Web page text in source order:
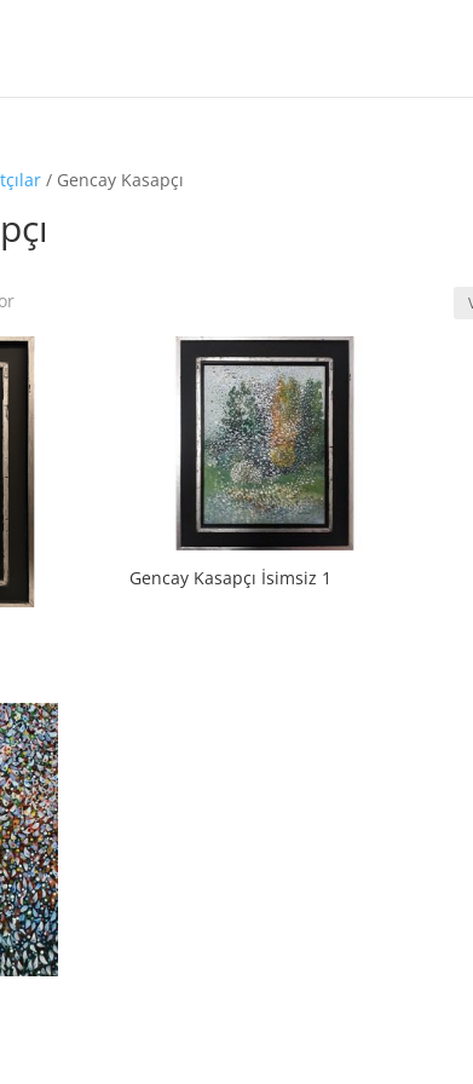
/ Gencay Kasapçı
Gencay Kasapçı İsimsiz 1